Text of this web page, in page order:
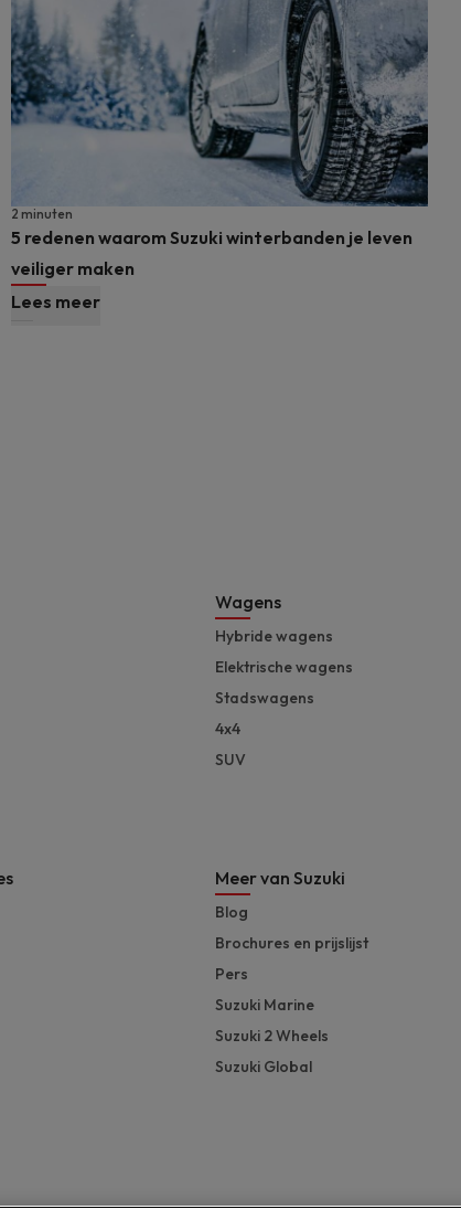
5 redenen waarom Suzuki winterbanden je leven
veiliger maken
2 minuten
Lees meer
Wagens
Hybride wagens
Elektrische wagens
Stadswagens
4x4
SUV
Meer van Suzuki
Blog
Brochures en prijslijst
Pers
Suzuki Marine
Suzuki 2 Wheels
Suzuki Global